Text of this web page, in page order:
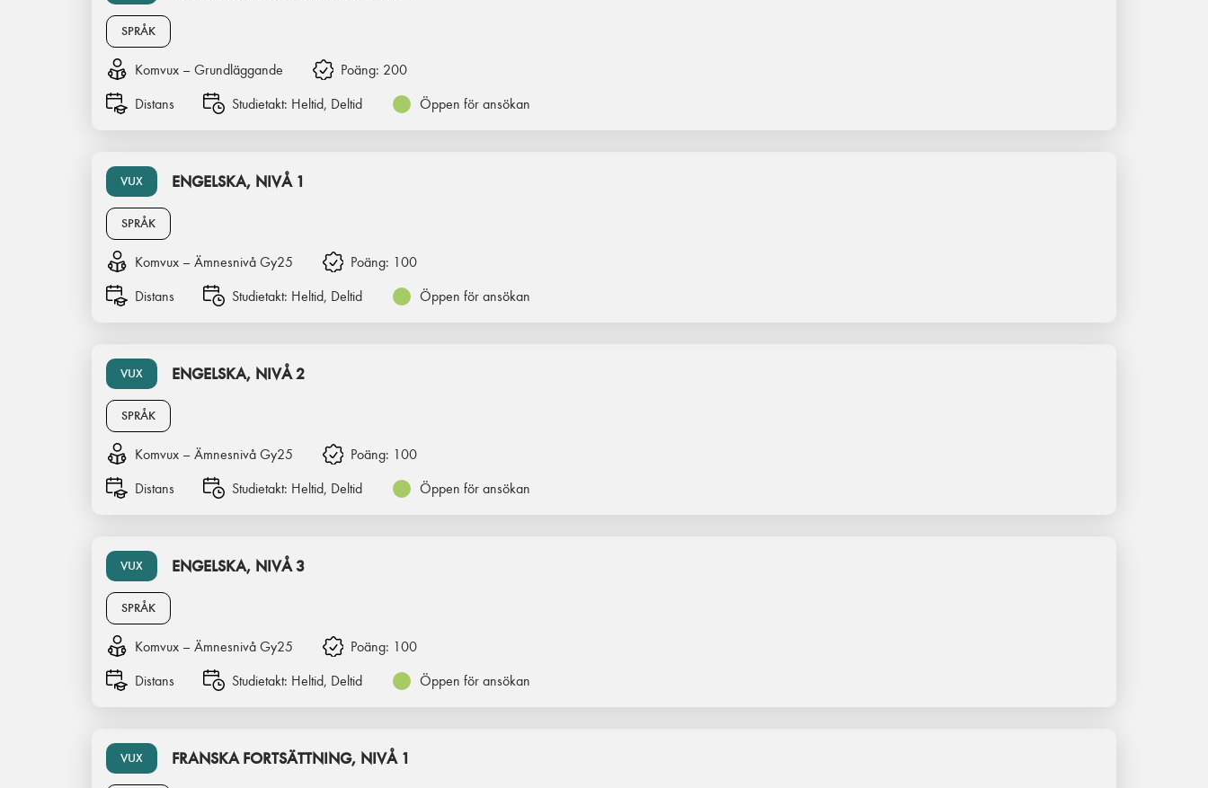
SPRÅK
Komvux – Grundläggande Poäng: 200
Distans
Studietakt: Heltid, Deltid Öppen för ansökan
VUX ENGELSKA, NIVÅ 1
SPRÅK
Komvux – Ämnesnivå Gy25 Poäng: 100
Distans
Studietakt: Heltid, Deltid Öppen för ansökan
VUX ENGELSKA, NIVÅ 2
SPRÅK
Komvux – Ämnesnivå Gy25 Poäng: 100
Distans
Studietakt: Heltid, Deltid Öppen för ansökan
VUX ENGELSKA, NIVÅ 3
SPRÅK
Komvux – Ämnesnivå Gy25 Poäng: 100
Distans
Studietakt: Heltid, Deltid Öppen för ansökan
VUX FRANSKA FORTSÄTTNING, NIVÅ 1